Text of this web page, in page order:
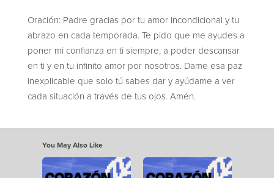
Oración: Padre gracias por tu amor incondicional y tu
abrazo en cada temporada. Te pido que me ayudes a
poner mi confianza en ti siempre, a poder descansar
en ti y en tu infinito amor por nosotros. Dame esa paz
inexplicable que solo tú sabes dar y ayúdame a ver
cada situación a través de tus ojos. Amén.
You May Also Like